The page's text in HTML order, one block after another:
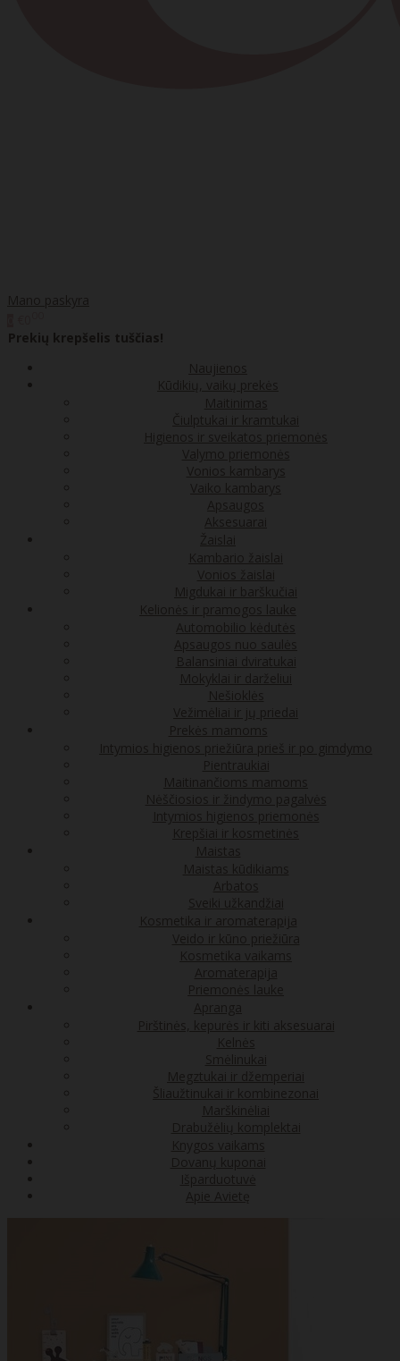
Mano paskyra
Prekių krepšelis tuščias!
Naujienos
Kūdikių, vaikų prekės
Maitinimas
Čiulptukai ir kramtukai
Higienos ir sveikatos priemonės
Valymo priemonės
Vonios kambarys
Vaiko kambarys
Apsaugos
Aksesuarai
Žaislai
Kambario žaislai
Vonios žaislai
Migdukai ir barškučiai
Kelionės ir pramogos lauke
Automobilio kėdutės
Apsaugos nuo saulės
Balansiniai dviratukai
Mokyklai ir darželiui
Nešioklės
Vežimėliai ir jų priedai
Prekės mamoms
Intymios higienos priežiūra prieš ir po gimdymo
Pientraukiai
Maitinančioms mamoms
Nėščiosios ir žindymo pagalvės
Intymios higienos priemonės
Krepšiai ir kosmetinės
Maistas
Maistas kūdikiams
Arbatos
Sveiki užkandžiai
Kosmetika ir aromaterapija
Veido ir kūno priežiūra
Kosmetika vaikams
Aromaterapija
Priemonės lauke
Apranga
Pirštinės, kepurės ir kiti aksesuarai
Kelnės
Smėlinukai
Megztukai ir džemperiai
Šliaužtinukai ir kombinezonai
Marškinėliai
Drabužėlių komplektai
Knygos vaikams
Dovanų kuponai
Išparduotuvė
Apie Avietę